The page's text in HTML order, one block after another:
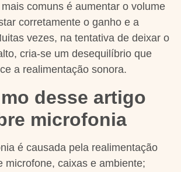
comuns é aumentar o volume
corretamente o ganho e a
vezes, na tentativa de deixar o
cria-se um desequilíbrio que
a realimentação sonora.
desse artigo
microfonia
é causada pela realimentação
microfone, caixas e ambiente;